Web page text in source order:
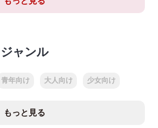
ジャンル
青年向け 大人向け 少女向け
もっと見る